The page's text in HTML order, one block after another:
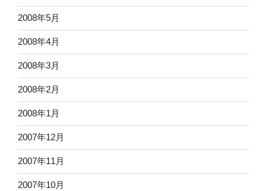
2008年5月
2008年4月
2008年3月
2008年2月
2008年1月
2007年12月
2007年11月
2007年10月